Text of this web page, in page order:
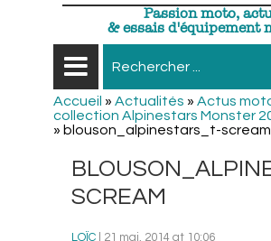
Passion moto,
& essais d'équipement
Accueil » Actualités » Actus
collection Alpinestars Monster
» blouson_alpinestars_t-scream
SCREAM
LOÏC | 21 mai, 2014 at 10:06